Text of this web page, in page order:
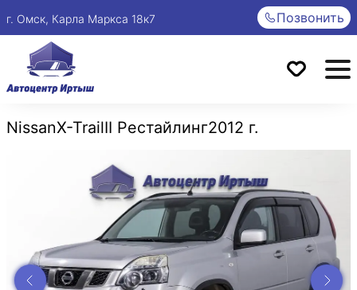
г. Омск, Карла Маркса 18к7 Позвонить
NissanX-TrailII Рестайлинг2012 г.